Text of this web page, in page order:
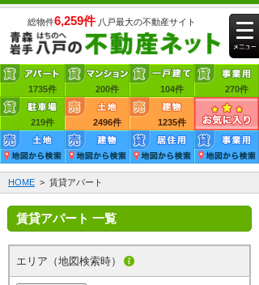
総物件6,259件八戸最大の不動産サイト
賃貸アパート
1735件 賃貸マンション
200件 賃貸一戸建て
104件 270件
賃貸事業用
219件 売買土地
2496件 売買建物
1235件
HOME > 賃貸アパート
賃貸アパート 一覧
エリア（地図検索時）